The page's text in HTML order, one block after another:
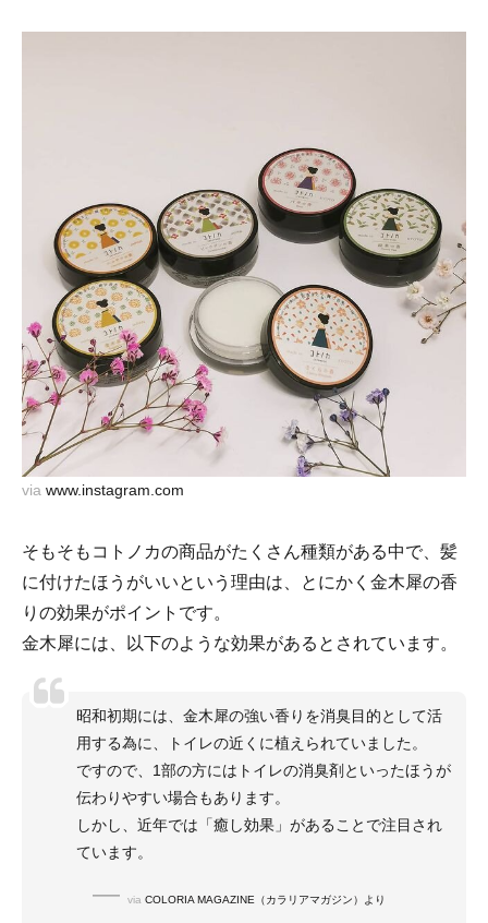
via www.instagram.com
そもそもコトノカの商品がたくさん種類がある中で、髪
に付けたほうがいいという理由は、とにかく金木犀の香
りの効果がポイントです。
金木犀には、以下のような効果があるとされています。
昭和初期には、金木犀の強い香りを消臭目的として活
用する為に、トイレの近くに植えられていました。
ですので、1部の方にはトイレの消臭剤といったほうが
伝わりやすい場合もあります。
しかし、近年では「癒し効果」があることで注目され
ています。
via COLORIA MAGAZINE（カラリアマガジン）より